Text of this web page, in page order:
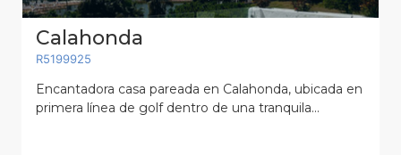
Calahonda
R5199925
Encantadora casa pareada en Calahonda, ubicada en
primera línea de golf dentro de una tranquila...